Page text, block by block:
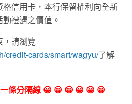
信用卡，本行保留權利向全新
禮遇之價值。
，請瀏覽
credit-cards/smart/wagyu/了解
條分隔線 😀 😀 😀 😀 😀 😀